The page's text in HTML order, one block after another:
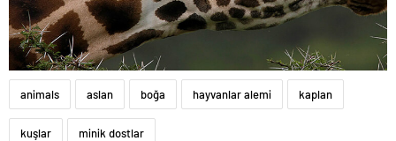
animals aslan boğa hayvanlar alemi kaplan
kuşlar minik dostlar